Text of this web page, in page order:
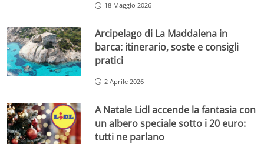
18 Maggio 2026
Arcipelago di La Maddalena in
barca: itinerario, soste e consigli
pratici
2 Aprile 2026
A Natale Lidl accende la fantasia con
un albero speciale sotto i 20 euro:
tutti ne parlano